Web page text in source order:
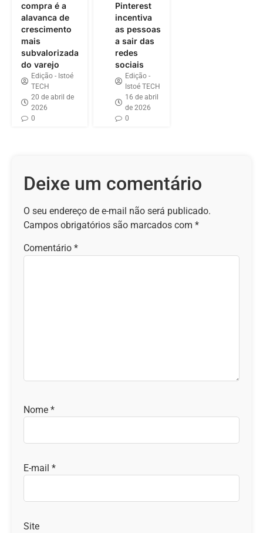
compra é a
alavanca de
crescimento
mais
subvalorizada
do varejo
Edição - Istoé
TECH
20 de abril de
2026
0
Pinterest
incentiva
as pessoas
a sair das
redes
sociais
Edição -
Istoé TECH
16 de abril
de 2026
0
Deixe um comentário
O seu endereço de e-mail não será publicado.
Campos obrigatórios são marcados com *
Comentário *
Nome *
E-mail *
Site